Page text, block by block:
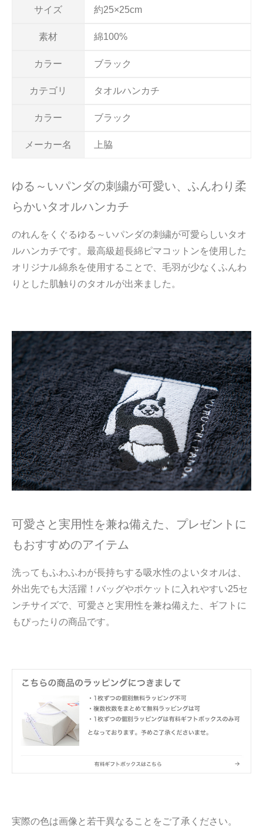
サイズ 約25×25cm
素材 綿100%
カラー ブラック
カテゴリ タオルハンカチ
カラー ブラック
メーカー名 上脇
ゆる～いパンダの刺繍が可愛い、ふんわり柔
らかいタオルハンカチ
のれんをくぐるゆる～いパンダの刺繍が可愛らしいタオ
ルハンカチです。最高級超長綿ピマコットンを使用した
オリジナル綿糸を使用することで、毛羽が少なくふんわ
りとした肌触りのタオルが出来ました。
可愛さと実用性を兼ね備えた、プレゼントに
もおすすめのアイテム
洗ってもふわふわが長持ちする吸水性のよいタオルは、
外出先でも大活躍！バッグやポケットに入れやすい25セ
ンチサイズで、可愛さと実用性を兼ね備えた、ギフトに
もぴったりの商品です。
実際の色は画像と若干異なることをご了承ください。